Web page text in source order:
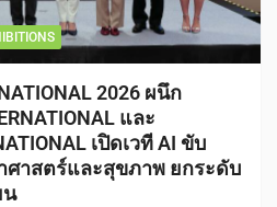
2026 ผนึก
และ
เปิดเวที AI ขับ
ศาสตร์และสุขภาพ ยกระดับ
น